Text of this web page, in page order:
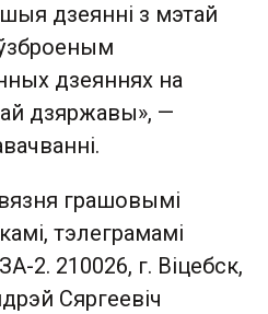
дзеянні з мэтай
дзеяннях на
дзяржавы», —
грашовымі
тэлеграмамі
2. 210026, г. Віцебск,
Сяргеевіч